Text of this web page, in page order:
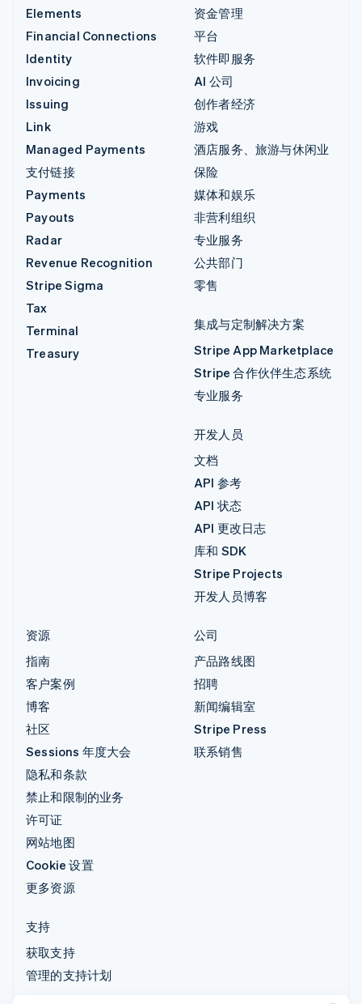
Elements
Financial Connections
Identity
Invoicing
Issuing
Link
Managed Payments
支付链接
Payments
Payouts
Radar
Revenue Recognition
Stripe Sigma
Tax
Terminal
Treasury
资金管理
平台
软件即服务
AI 公司
创作者经济
游戏
酒店服务、旅游与休闲业
保险
媒体和娱乐
非营利组织
专业服务
公共部门
零售
集成与定制解决方案
Stripe App Marketplace
Stripe 合作伙伴生态系统
专业服务
开发人员
文档
API 参考
API 状态
API 更改日志
库和 SDK
Stripe Projects
开发人员博客
资源
指南
客户案例
博客
社区
Sessions 年度大会
隐私和条款
禁止和限制的业务
许可证
网站地图
Cookie 设置
更多资源
公司
产品路线图
招聘
新闻编辑室
Stripe Press
联系销售
支持
获取支持
管理的支持计划